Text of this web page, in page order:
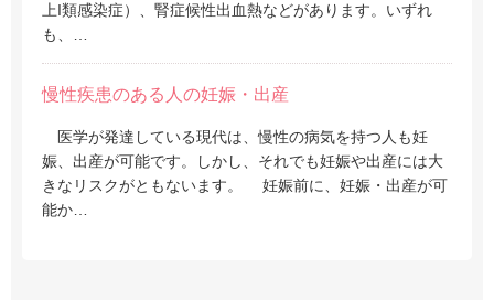
上I類感染症）、腎症候性出血熱などがあります。いずれ
も、…
慢性疾患のある人の妊娠・出産
医学が発達している現代は、慢性の病気を持つ人も妊
娠、出産が可能です。しかし、それでも妊娠や出産には大
きなリスクがともないます。 妊娠前に、妊娠・出産が可
能か…